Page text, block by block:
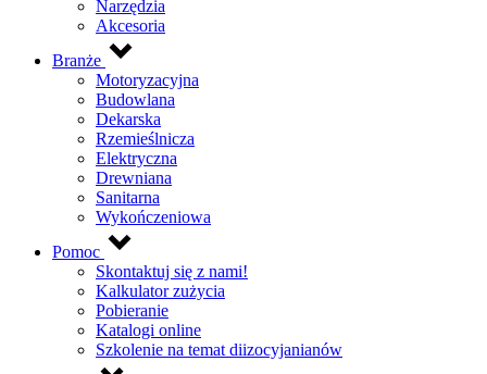
Narzędzia
Akcesoria
Branże
Motoryzacyjna
Budowlana
Dekarska
Rzemieślnicza
Elektryczna
Drewniana
Sanitarna
Wykończeniowa
Pomoc
Skontaktuj się z nami!
Kalkulator zużycia
Pobieranie
Katalogi online
Szkolenie na temat diizocyjanianów